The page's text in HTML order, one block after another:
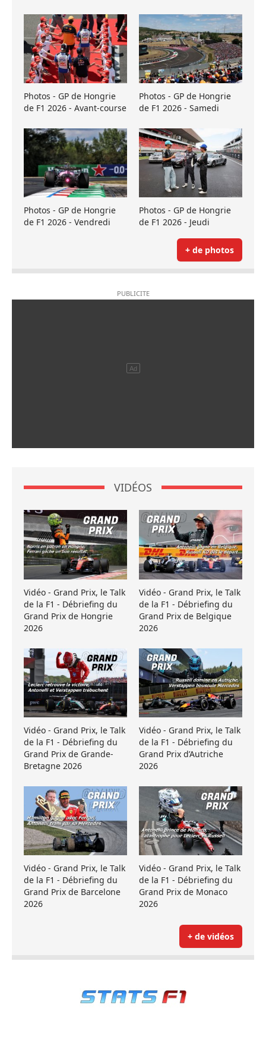
Photos - GP de Hongrie
de F1 2026 - Avant-course
Photos - GP de Hongrie
de F1 2026 - Samedi
Photos - GP de Hongrie
de F1 2026 - Vendredi
Photos - GP de Hongrie
de F1 2026 - Jeudi
+ de photos
VIDÉOS
Vidéo - Grand Prix, le Talk
de la F1 - Débriefing du
Grand Prix de Hongrie
2026
Vidéo - Grand Prix, le Talk
de la F1 - Débriefing du
Grand Prix de Belgique
2026
Vidéo - Grand Prix, le Talk
de la F1 - Débriefing du
Grand Prix de Grande-
Bretagne 2026
Vidéo - Grand Prix, le Talk
de la F1 - Débriefing du
Grand Prix d’Autriche
2026
Vidéo - Grand Prix, le Talk
de la F1 - Débriefing du
Grand Prix de Barcelone
2026
Vidéo - Grand Prix, le Talk
de la F1 - Débriefing du
Grand Prix de Monaco
2026
+ de vidéos